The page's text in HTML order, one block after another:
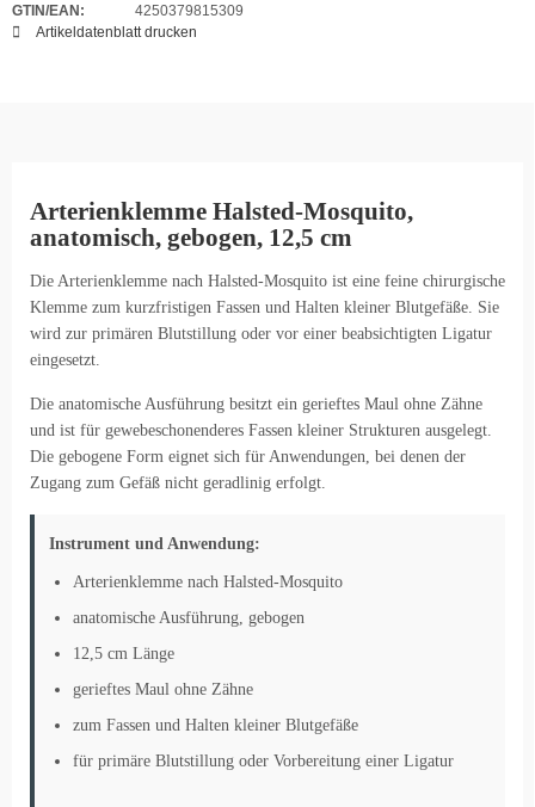
GTIN/EAN:
4250379815309
Artikeldatenblatt drucken
Arterienklemme Halsted-Mosquito,
anatomisch, gebogen, 12,5 cm
Die Arterienklemme nach Halsted-Mosquito ist eine feine chirurgische
Klemme zum kurzfristigen Fassen und Halten kleiner Blutgefäße. Sie
wird zur primären Blutstillung oder vor einer beabsichtigten Ligatur
eingesetzt.
Die anatomische Ausführung besitzt ein gerieftes Maul ohne Zähne
und ist für gewebeschonenderes Fassen kleiner Strukturen ausgelegt.
Die gebogene Form eignet sich für Anwendungen, bei denen der
Zugang zum Gefäß nicht geradlinig erfolgt.
Instrument und Anwendung:
Arterienklemme nach Halsted-Mosquito
anatomische Ausführung, gebogen
12,5 cm Länge
gerieftes Maul ohne Zähne
zum Fassen und Halten kleiner Blutgefäße
für primäre Blutstillung oder Vorbereitung einer Ligatur